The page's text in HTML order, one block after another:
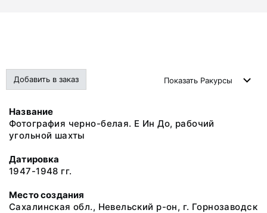
Добавить в заказ Показать Ракурсы
Название
Фотография черно-белая. Е Ин До, рабочий
угольной шахты
Датировка
1947-1948 гг.
Место создания
Сахалинская обл., Невельский р-он, г. Горнозаводск